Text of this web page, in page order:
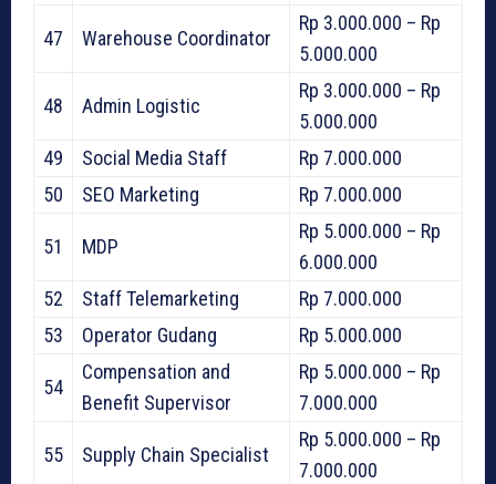
47 Warehouse Coordinator
Rp 3.000.000 – Rp
5.000.000
48 Admin Logistic
Rp 3.000.000 – Rp
5.000.000
49
Social Media Staff
Rp 7.000.000
50
SEO Marketing Rp 7.000.000
51 MDP
Rp 5.000.000 – Rp
6.000.000
52
Staff Telemarketing
Rp 7.000.000
53
Operator Gudang Rp 5.000.000
54
Compensation and
Benefit Supervisor
Rp 5.000.000 – Rp
7.000.000
55 Supply Chain Specialist
Rp 5.000.000 – Rp
7.000.000